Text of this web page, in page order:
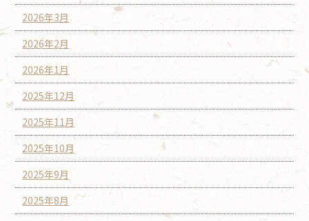
2026年3月
2026年2月
2026年1月
2025年12月
2025年11月
2025年10月
2025年9月
2025年8月